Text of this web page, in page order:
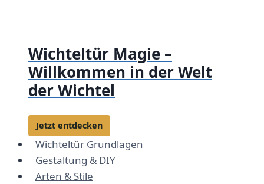
Wichteltür Magie –
Willkommen in der Welt
der Wichtel
Jetzt entdecken
Wichteltür Grundlagen
Gestaltung & DIY
Arten & Stile